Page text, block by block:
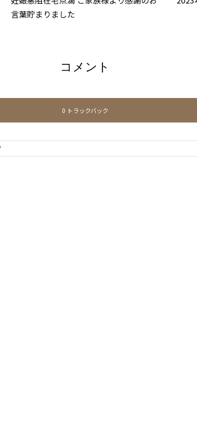
言葉貯まりました
コメント
0 トラックバック